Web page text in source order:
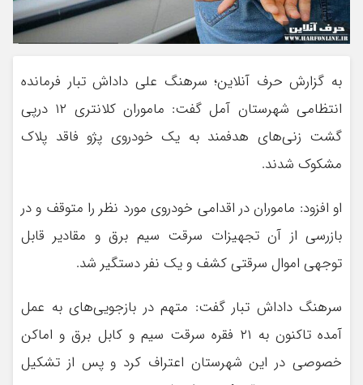
به گزارش حرف آنلاین؛ سرهنگ علی داداش تبار فرمانده
انتظامی شهرستان آمل گفت: ماموران کلانتری ۱۲ درپی
گشت زنی‌های هدفمند به یک خودروی پژو فاقد پلاک
مشکوک شدند.
او افزود: ماموران در اقدامی خودروی مورد نظر را متوقف و در
بازرسی از آن تجهیزات سرقت سیم برق و مقادیر قابل
توجهی اموال سرقتی کشف و یک نفر دستگیر شد.
سرهنگ داداش تبار گفت: متهم در بازجویی‌های به عمل
آمده تاکنون به ۲۱ فقره سرقت سیم و کابل برق و اماکن
خصوصی در این شهرستان اعتراف کرد و پس از تشکیل